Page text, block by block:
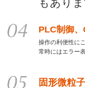
もありま
PLC制御
操作の利便性に
常時にはエラー
固形微粒